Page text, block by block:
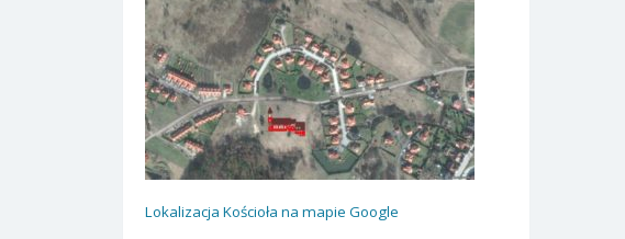
Lokalizacja Kościoła na mapie Google